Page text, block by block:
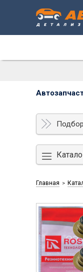
Главная >